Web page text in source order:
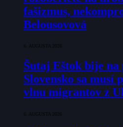
fašizmus,
Belousovová
6. AUGUSTA 2026
Šutaj Eštok bije na
Slovensko sa
vlnu migrantov z
6. AUGUSTA 2026